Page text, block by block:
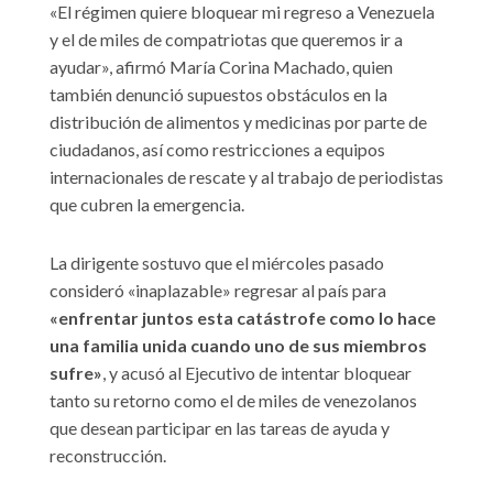
«El régimen quiere bloquear mi regreso a Venezuela
y el de miles de compatriotas que queremos ir a
ayudar», afirmó María Corina Machado, quien
también denunció supuestos obstáculos en la
distribución de alimentos y medicinas por parte de
ciudadanos, así como restricciones a equipos
internacionales de rescate y al trabajo de periodistas
que cubren la emergencia.
La dirigente sostuvo que el miércoles pasado
consideró «inaplazable» regresar al país para
«enfrentar juntos esta catástrofe como lo hace
una familia unida cuando uno de sus miembros
sufre», y acusó al Ejecutivo de intentar bloquear
tanto su retorno como el de miles de venezolanos
que desean participar en las tareas de ayuda y
reconstrucción.